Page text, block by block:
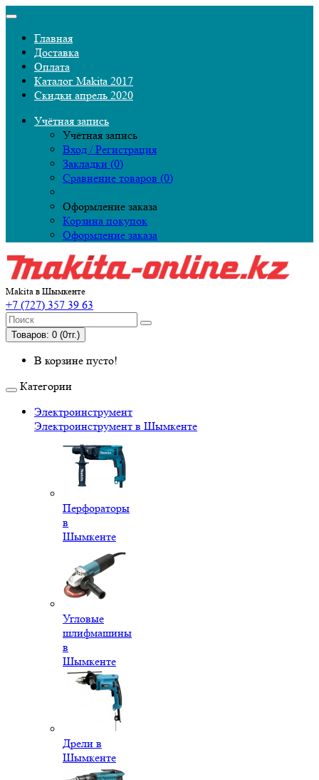
Главная
Доставка
Оплата
Каталог Makita 2017
Скидки апрель 2020
Учётная запись
Учётная запись
Вход / Регистрация
Закладки (0)
Сравнение товаров (0)
Оформление заказа
Корзина покупок
Оформление заказа
Makita в Шымкенте
+7 (727) 357 39 63
Товаров: 0 (0тг.)
В корзине пусто!
Категории
Электроинструмент
Электроинструмент в Шымкенте
Перфораторы
в
Шымкенте
Угловые
шлифмашины
в
Шымкенте
Дрели в
Шымкенте